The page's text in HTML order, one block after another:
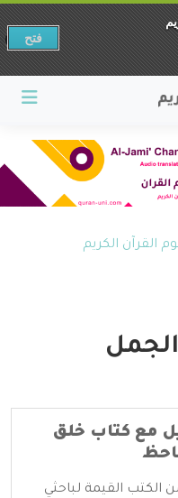
القرآن الكريم
مع كتاب خلق
الكتب القيمة لباحثي
فتح